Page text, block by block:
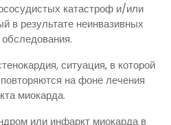
катастроф и/или
в результате неинвазивных
ситуация, в которой
на фоне лечения
миокарда.
или инфаркт миокарда в